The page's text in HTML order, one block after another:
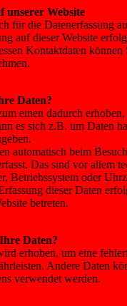
unserer Website
für die Datenerfassung
auf dieser Website
Kontaktdaten können
Daten?
einen dadurch erhoben,
es sich z.B. um Daten
automatisch beim
Das sind vor allem
Betriebssystem oder
dieser Daten
betreten.
Daten?
erhoben, um eine
Andere Daten
verwendet werden.